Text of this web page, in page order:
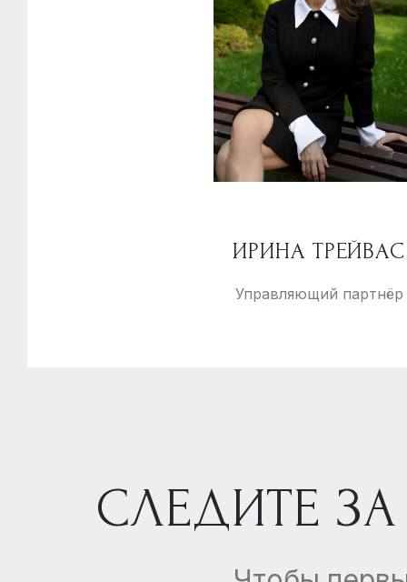
ИРИНА ТРЕЙВАС
Управляющий партнёр
СЛЕДИТЕ